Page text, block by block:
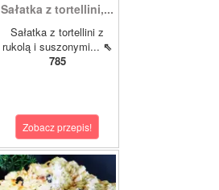
Sałatka z tortellini,...
Sałatka z tortellini z
rukolą i suszonymi... ⇖
785
Zobacz przepis!